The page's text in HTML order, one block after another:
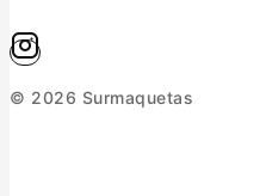
© 2026 Surmaquetas